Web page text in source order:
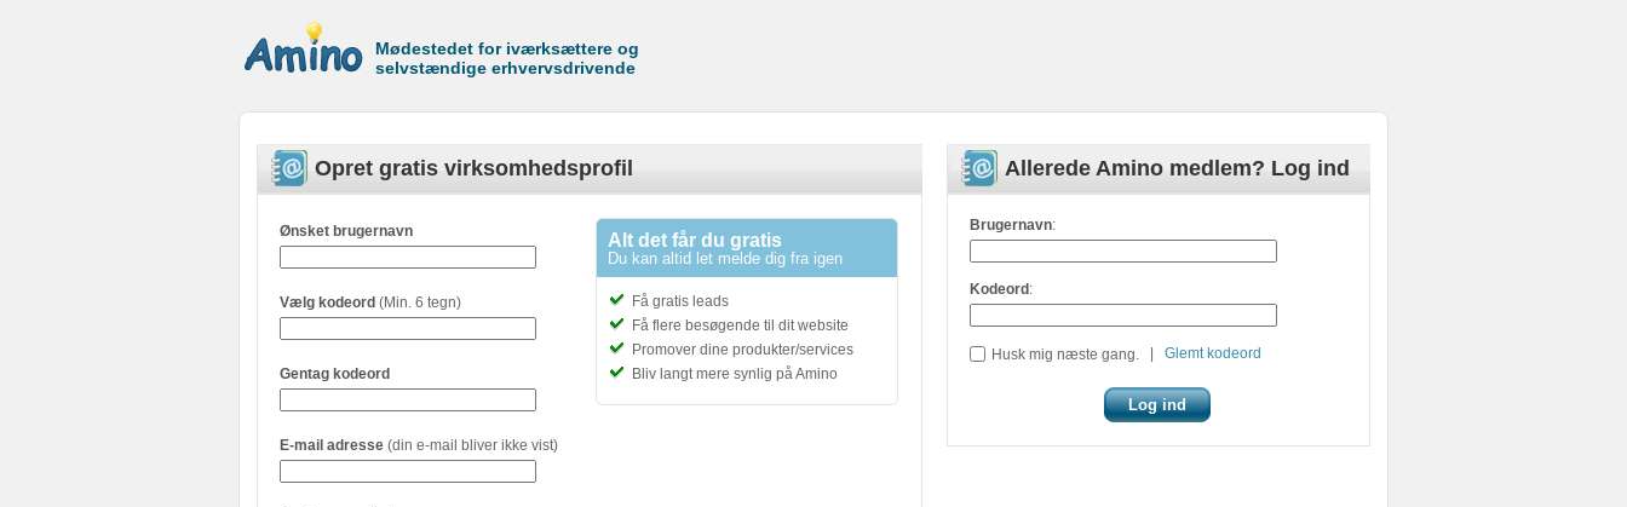
Mødestedet for iværksættere og
selvstændige erhvervsdrivende
Allerede Amino medlem? Log ind
Brugernavn:
Kodeord :
Husk mig næste gang. Glemt kodeord
Opret gratis virksomhedsprofil
Alt det får du gratis
Du kan altid let melde dig fra igen
Få gratis leads
Få flere besøgende til dit website
Promover dine produkter/services
Bliv langt mere synlig på Amino
Ønsket brugernavn
Vælg kodeord (Min. 6 tegn)
Gentag kodeord
E-mail adresse (din e-mail bliver ikke vist)